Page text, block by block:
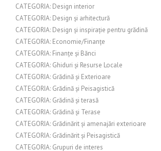
CATEGORIA: Design interior
CATEGORIA: Design și arhitectură
CATEGORIA: Design și inspirație pentru grădină
CATEGORIA: Economie/Finanțe
CATEGORIA: Finanțe și Bănci
CATEGORIA: Ghiduri și Resurse Locale
CATEGORIA: Grădină și Exterioare
CATEGORIA: Grădină și Peisagistică
CATEGORIA: Grădină și terasă
CATEGORIA: Grădină și Terase
CATEGORIA: Grădinărit și amenajări exterioare
CATEGORIA: Grădinărit și Peisagistică
CATEGORIA: Grupuri de interes